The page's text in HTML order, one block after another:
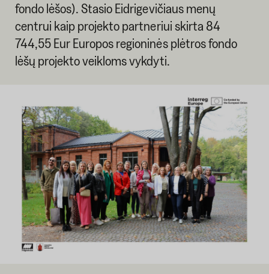
fondo lėšos). Stasio Eidrigevičiaus menų
centrui kaip projekto partneriui skirta 84
744,55 Eur Europos regioninės plėtros fondo
lėšų projekto veikloms vykdyti.